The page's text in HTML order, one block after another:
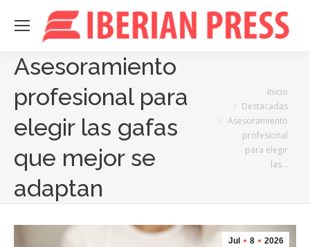
Asesoramiento
profesional para
elegir las gafas
que mejor se
adaptan
Inicio
Destacadas
Asesoramiento
profesional
para elegir
las…
Jul 8 2026